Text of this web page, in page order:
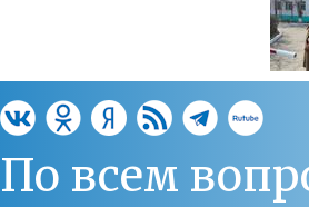
По всем